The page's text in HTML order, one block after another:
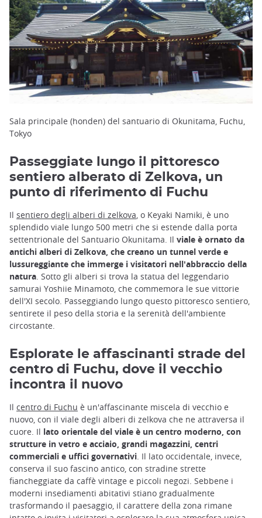
Sala principale (honden) del santuario di Okunitama, Fuchu,
Tokyo
Passeggiate lungo il pittoresco
sentiero alberato di Zelkova, un
punto di riferimento di Fuchu
Il sentiero degli alberi di zelkova, o Keyaki Namiki, è uno
splendido viale lungo 500 metri che si estende dalla porta
settentrionale del Santuario Okunitama. Il viale è ornato da
antichi alberi di Zelkova, che creano un tunnel verde e
lussureggiante che immerge i visitatori nell'abbraccio della
natura. Sotto gli alberi si trova la statua del leggendario
samurai Yoshiie Minamoto, che commemora le sue vittorie
dell'XI secolo. Passeggiando lungo questo pittoresco sentiero,
sentirete il peso della storia e la serenità dell'ambiente
circostante.
Esplorate le affascinanti strade del
centro di Fuchu, dove il vecchio
incontra il nuovo
Il centro di Fuchu è un'affascinante miscela di vecchio e
nuovo, con il viale degli alberi di zelkova che ne attraversa il
cuore. Il lato orientale del viale è un centro moderno, con
strutture in vetro e acciaio, grandi magazzini, centri
commerciali e uffici governativi. Il lato occidentale, invece,
conserva il suo fascino antico, con stradine strette
fiancheggiate da caffè vintage e piccoli negozi. Sebbene i
moderni insediamenti abitativi stiano gradualmente
trasformando il paesaggio, il carattere della zona rimane